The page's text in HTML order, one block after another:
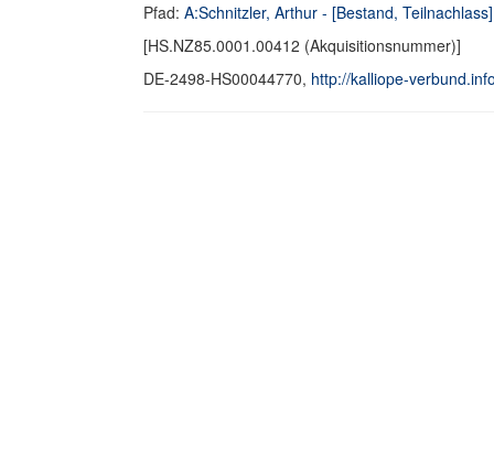
Pfad: A:Schnitzler, Arthur - [Bestand, Teilnachlass]
[HS.NZ85.0001.00412 (Akquisitionsnummer)]
DE-2498-HS00044770, http://kalliope-